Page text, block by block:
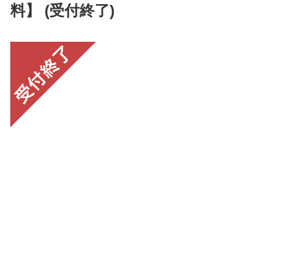
料】 (受付終了)